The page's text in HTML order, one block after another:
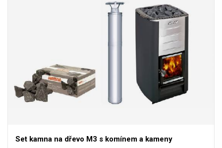
Set kamna na dřevo M3 s komínem a kameny